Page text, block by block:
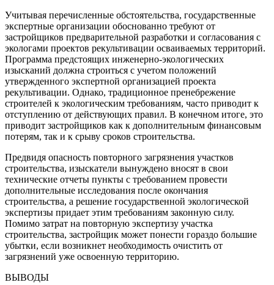
Учитывая перечисленные обстоятельства, государственные
экспертные организации обоснованно требуют от
застройщиков предварительной разработки и согласования с
экологами проектов рекультивации осваиваемых территорий.
Программа предстоящих инженерно-экологических
изысканий должна строиться с учетом положений
утвержденного экспертной организацией проекта
рекультивации. Однако, традиционное пренебрежение
строителей к экологическим требованиям, часто приводит к
отступлению от действующих правил. В конечном итоге, это
приводит застройщиков как к дополнительным финансовым
потерям, так и к срыву сроков строительства.
Предвидя опасность повторного загрязнения участков
строительства, изыскатели вынуждено вносят в свои
технические отчеты пункты с требованием провести
дополнительные исследования после окончания
строительства, а решение государственной экологической
экспертизы придает этим требованиям законную силу.
Помимо затрат на повторную экспертизу участка
строительства, застройщик может понести гораздо большие
убытки, если возникнет необходимость очистить от
загрязнений уже освоенную территорию.
ВЫВОДЫ